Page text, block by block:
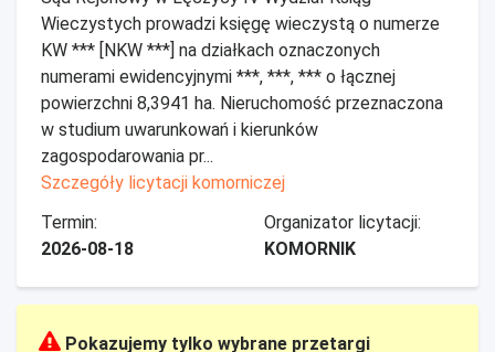
Wieczystych prowadzi księgę wieczystą o numerze
KW *** [NKW ***] na działkach oznaczonych
numerami ewidencyjnymi ***, ***, *** o łącznej
powierzchni 8,3941 ha. Nieruchomość przeznaczona
w studium uwarunkowań i kierunków
zagospodarowania pr...
Szczegóły licytacji komorniczej
Termin:
2026-08-18
Organizator licytacji:
KOMORNIK
Pokazujemy tylko wybrane przetargi